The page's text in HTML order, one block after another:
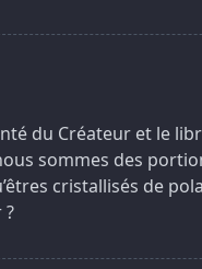
du Créateur et le
sommes des
cristallisés de